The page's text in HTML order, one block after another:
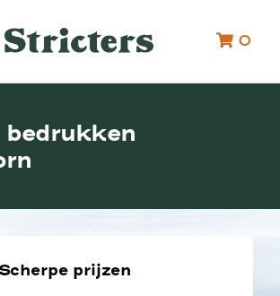
0
Scherpe prijzen